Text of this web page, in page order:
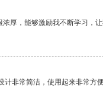
厚，能够激励我不断学习，让
计非常简洁，使用起来非常方